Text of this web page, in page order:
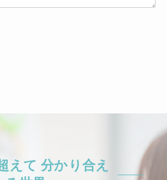
えて 分かり合え